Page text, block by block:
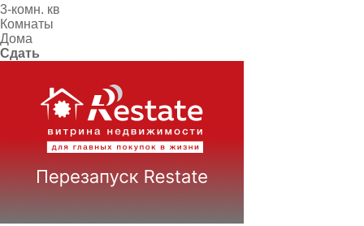
3-комн. кв
Комнаты
Дома
Сдать